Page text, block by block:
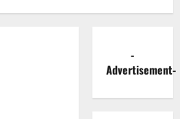
-
Advertisement-